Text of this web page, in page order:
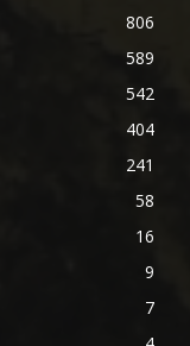
806
589
542
404
241
58
16
9
7